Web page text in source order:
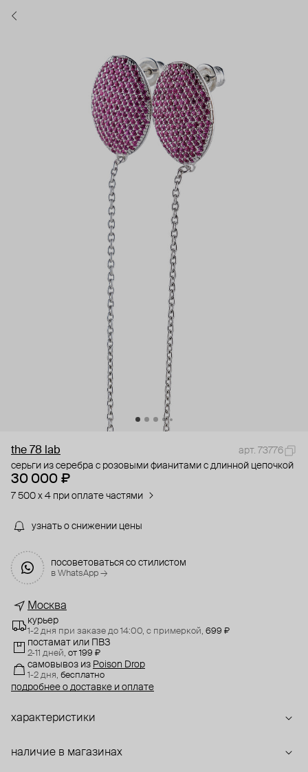
the 78 lab
арт. 73776
серьги из серебра с розовыми фианитами с длинной цепочкой
30 000 ₽
7 500 x 4 при оплате частями
узнать о снижении цены
посоветоваться со стилистом
в WhatsApp →
Москва
курьер
1-2 дня при заказе до 14:00, с примеркой, 699 ₽
постамат или ПВЗ
2-11 дней, от 199 ₽
самовывоз из Poison Drop
1-2 дня, бесплатно
подробнее о доставке и оплате
характеристики
наличие в магазинах